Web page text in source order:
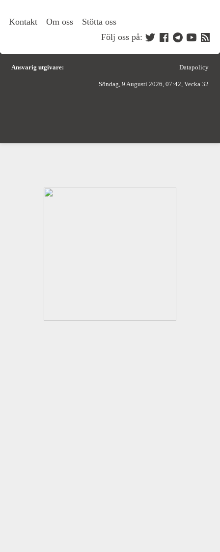
Kontakt Om oss
Stötta oss
Följ oss på:
Ansvarig utgivare: Datapolicy
Söndag, 9 Augusti 2026, 07:42, Vecka 32